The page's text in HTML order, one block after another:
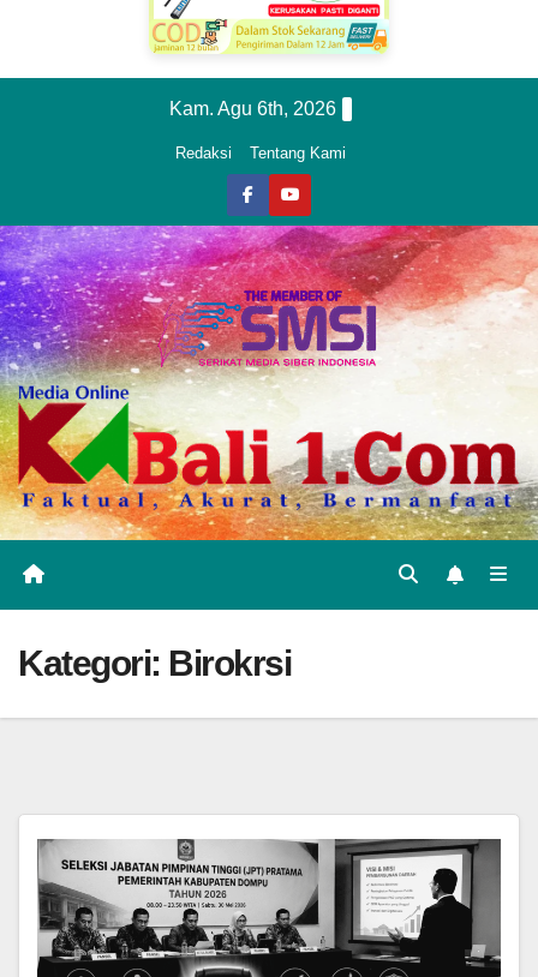
Kam. Agu 6th, 2026
Redaksi Tentang Kami
Kategori: Birokrsi